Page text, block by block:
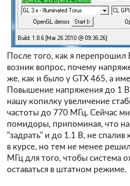
После того, как я перепрошил
возник вопрос, почему
же, как и было у GTX 465, а
Повышение напряжения до 1 В
нашу копилку увеличение
частоты до 770 МГц. Сейчас
помидоры, припоминая, что
"задрать" и до 1.1 В, не спалив
в курсе, но тем не менее
МГц для того, чтобы система
оставаться в штатном режиме.